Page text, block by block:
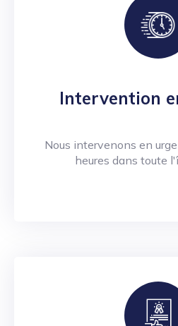
Intervention
Nous intervenons en
heures dans toute